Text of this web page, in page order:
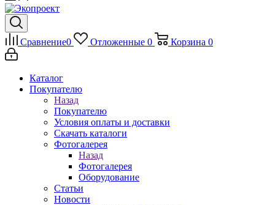
Сравнение0 Отложенные 0 Корзина 0
Каталог
Покупателю
Назад
Покупателю
Условия оплаты и доставки
Скачать каталоги
Фотогалерея
Назад
Фотогалерея
Оборудование
Статьи
Новости